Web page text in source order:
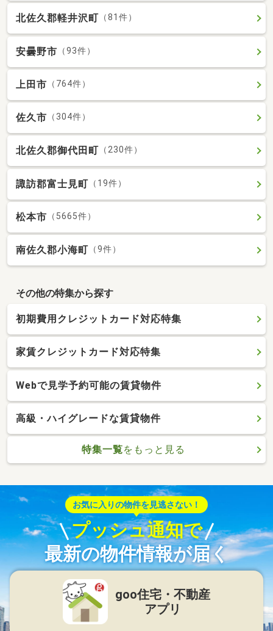
北佐久郡軽井沢町 （81件）
安曇野市 （93件）
上田市 （764件）
佐久市 （304件）
北佐久郡御代田町 （230件）
諏訪郡富士見町 （19件）
松本市 （5665件）
南佐久郡小海町 （9件）
その他の特集から探す
初期費用クレジットカード対応特集
家賃クレジットカード対応特集
Webで見学予約可能の賃貸物件
高級・ハイグレードな賃貸物件
特集一覧をもっと見る
お気に入りの物件を見逃さない！
プッシュ通知で
最新の物件情報が届く
goo住宅・不動産
アプリ